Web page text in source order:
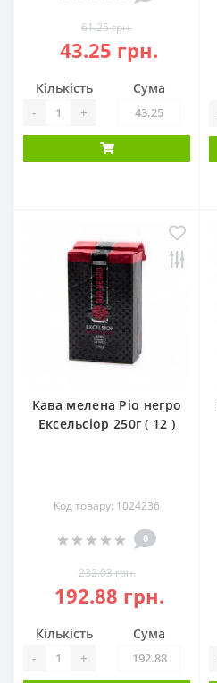
61.25 грн.
43.25 грн.
Кількість
- +
Сума
Кава мелена Ріо негро
Ексельсіор 250г ( 12 )
Код товару: 1024236
0
232.03 грн.
192.88 грн.
Кількість
- +
Сума